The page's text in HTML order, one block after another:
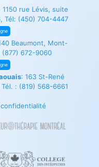
1150 rue Lévis, suite
Tél: (450) 704-4447
Beaumont, Mont-
(877) 672-9060
: 163 St-René
: (819) 568-6661